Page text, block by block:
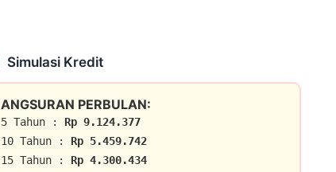
Simulasi Kredit
ANGSURAN PERBULAN:
5 Tahun :
Rp 9.124.377
10 Tahun :
Rp 5.459.742
15 Tahun :
Rp 4.300.434